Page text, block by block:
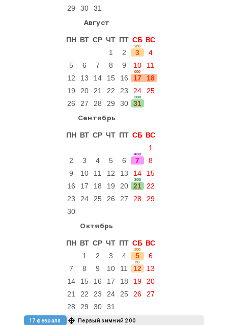
29
30 31
Август
ПН ВТ СР ЧТ ПТ СБ ВС
1
2 3
200
4
5
6 7 8 9 10
11
12
13 14 15 16 17
600
18
19
20 21 22 23 24
25
26
27 28 29 30 31
300
Сентябрь
ПН ВТ СР ЧТ ПТ СБ ВС
1
2
3 4 5 6 7
400
8
9
10 11 12 13 14
15
16
17 18 19 20 21
300
22
23
24 25 26 27 28
29
30
Октябрь
ПН ВТ СР ЧТ ПТ СБ ВС
1
2 3 4 5
200
6
7
8 9 10 11 12
60
13
14
15 16 17 18 19
20
21
22 23 24 25 26
27
28
29 30 31
17 февраля Первый зимний 200